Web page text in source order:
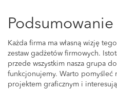
Podsumowanie
Każda firma ma własną wizję
zestaw gadżetów firmowych.
przede wszystkim nasza grupa
funkcjonujemy. Warto
projektem graficznym i